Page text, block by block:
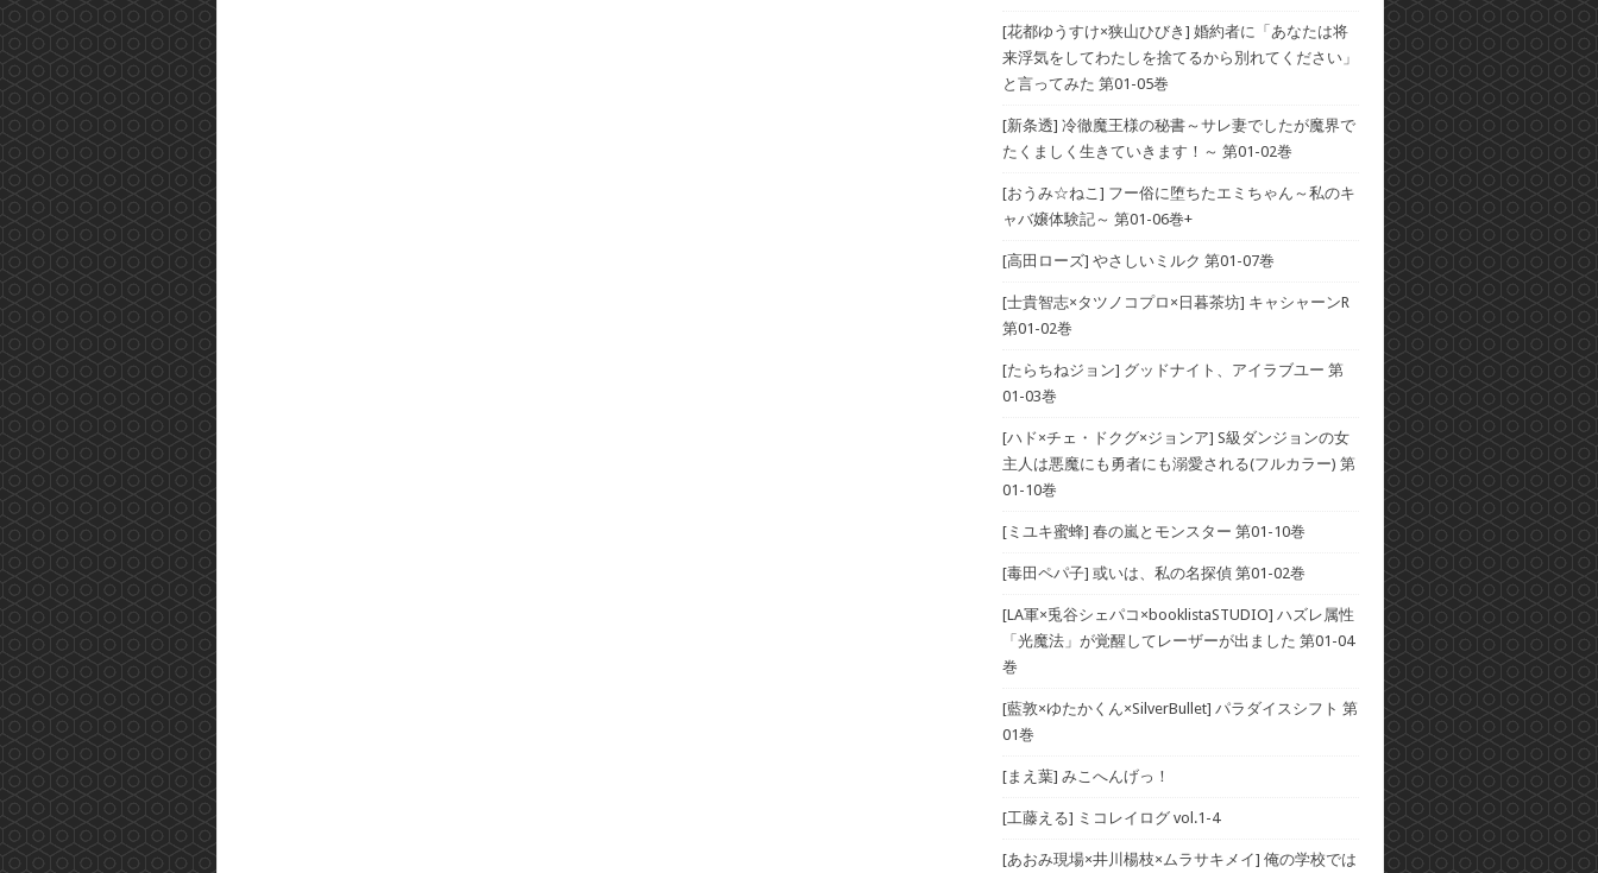
[花都ゆうすけ×狭山ひびき] 婚約者に「あなたは将
来浮気をしてわたしを捨てるから別れてください」
と言ってみた 第01-05巻
[新条透] 冷徹魔王様の秘書～サレ妻でしたが魔界で
たくましく生きていきます！～ 第01-02巻
[おうみ☆ねこ] フー俗に堕ちたエミちゃん～私のキ
ャバ嬢体験記～ 第01-06巻+
[高田ローズ] やさしいミルク 第01-07巻
[士貴智志×タツノコプロ×日暮茶坊] キャシャーンR
第01-02巻
[たらちねジョン] グッドナイト、アイラブユー 第
01-03巻
[ハド×チェ・ドクグ×ジョンア] S級ダンジョンの女
主人は悪魔にも勇者にも溺愛される(フルカラー) 第
01-10巻
[ミユキ蜜蜂] 春の嵐とモンスター 第01-10巻
[毒田ペパ子] 或いは、私の名探偵 第01-02巻
[LA軍×兎谷シェパコ×booklistaSTUDIO] ハズレ属性
「光魔法」が覚醒してレーザーが出ました 第01-04
巻
[藍敦×ゆたかくん×SilverBullet] パラダイスシフト 第
01巻
[まえ葉] みこへんげっ！
[工藤える] ミコレイログ vol.1-4
[あおみ現場×井川楊枝×ムラサキメイ] 俺の学校では